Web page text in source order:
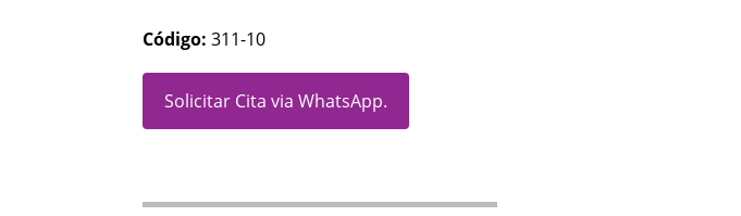
Código: 311-10
Solicitar Cita via WhatsApp.